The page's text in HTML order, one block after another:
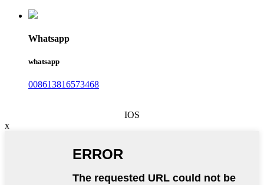
Whatsapp
whatsapp
008613816573468
IOS
x